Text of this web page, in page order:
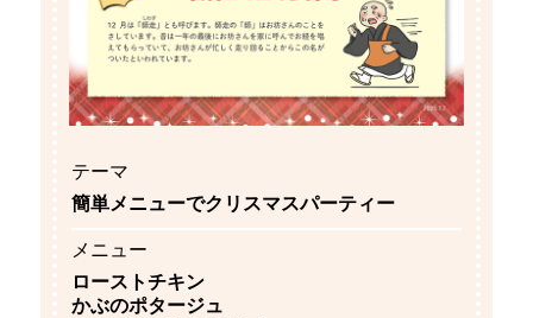
テーマ
簡単メニューでクリスマスパーティー
メニュー
ローストチキン
かぶのポタージュ